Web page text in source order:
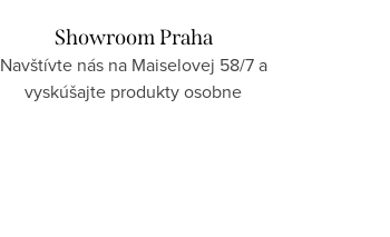
Showroom Praha
Navštívte nás na Maiselovej 58/7 a
vyskúšajte produkty osobne